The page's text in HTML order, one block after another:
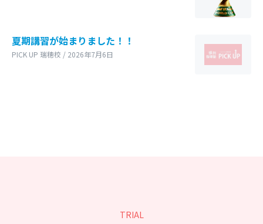
夏期講習が始まりました！！
PICK UP 瑞穂校 / 2026年7月6日
TRIAL